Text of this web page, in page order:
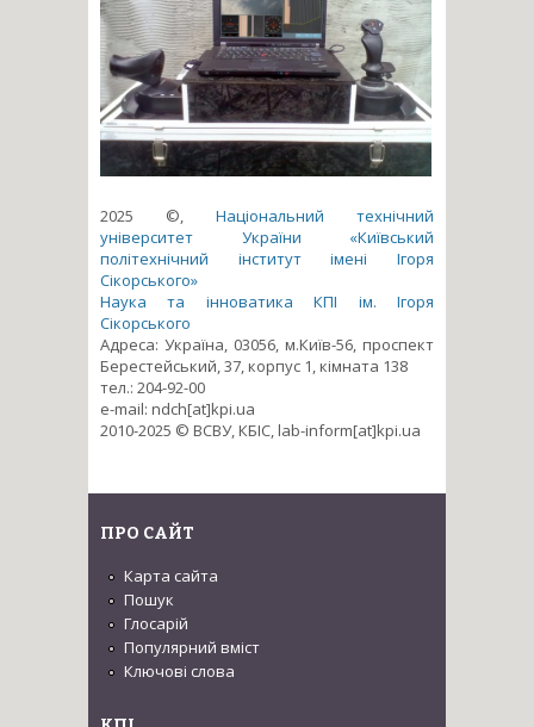
2025 ©, Національний технічний
університет України «Київський
політехнічний інститут імені Ігоря
Сікорського»
Наука та інноватика КПІ ім. Ігоря
Сікорського
Адреса: Україна, 03056, м.Київ-56, проспект
Берестейський, 37, корпус 1, кімната 138
тел.: 204-92-00
e-mail: ndch[at]kpi.ua
2010-2025 © ВСВУ, КБІС, lab-inform[at]kpi.ua
ПРО САЙТ
Карта сайта
Пошук
Глосарій
Популярний вміст
Ключові слова